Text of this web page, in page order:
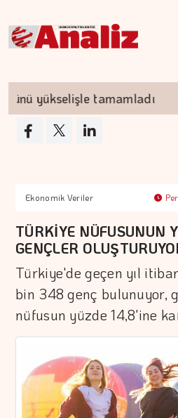
tamamladı
Ekonomik Veriler
TÜRKİYE NÜFUSUNUN
GENÇLER
Türkiye'de geçen yıl
bin 348 genç bulunuyor,
nüfusun yüzde 14,8'ine